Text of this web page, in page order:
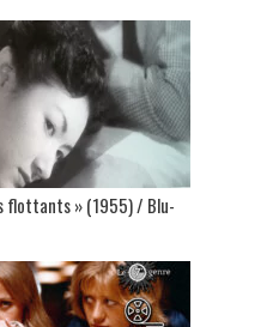
flottants » (1955) / Blu-